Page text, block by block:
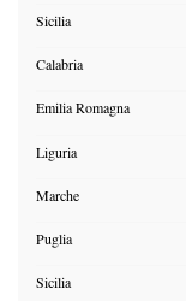
Sicilia
Calabria
Emilia Romagna
Liguria
Marche
Puglia
Sicilia